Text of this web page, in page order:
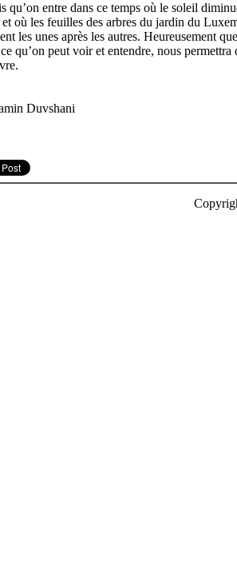
qu’on entre dans ce temps où le soleil
où les feuilles des arbres du jardin du
les unes après les autres. Heureusement
qu’on peut voir et entendre, nous permettra
Duvshani